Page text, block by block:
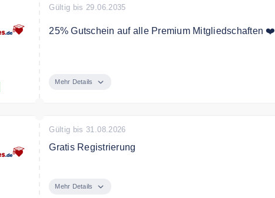
Gültig bis 29.06.2035
25% Gutschein auf alle Premium Mitgliedschaften ❤️
Mehr Details
Gültig bis 31.08.2026
Gratis Registrierung
Mehr Details